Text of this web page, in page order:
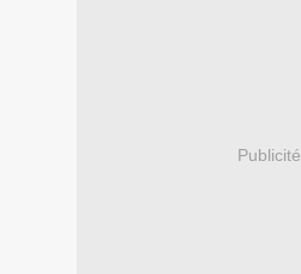
Publicité